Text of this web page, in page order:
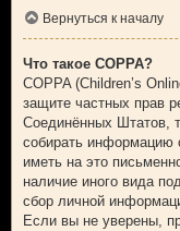
Вернуться к началу
Что такое COPPA?
COPPA (Children’s
защите частных прав
Соединённых Штатов,
собирать информацию
иметь на это
наличие иного вида
сбор личной
Если вы не уверены,